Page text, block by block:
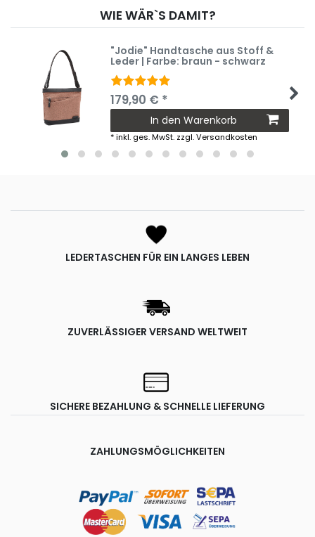
WIE WÄR`S DAMIT?
"Jodie" Handtasche aus Stoff &
Leder | Farbe: braun - schwarz
179,90 € *
In den Warenkorb
*inkl. ges. MwSt. zzgl.Versandkosten
LEDERTASCHEN FÜR EIN LANGES LEBEN
ZUVERLÄSSIGER VERSAND WELTWEIT
SICHERE BEZAHLUNG & SCHNELLE LIEFERUNG
ZAHLUNGSMÖGLICHKEITEN